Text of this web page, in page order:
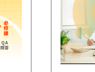
遺